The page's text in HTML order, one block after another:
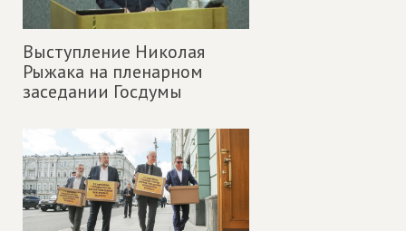
Выступление Николая
Рыжака на пленарном
заседании Госдумы